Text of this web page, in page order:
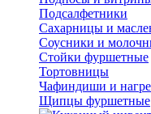
Подсалфетники
Сахарницы и
Соусники и
Стойки фуршетные
Тортовницы
Чафиндиши и
Щипцы фуршетные